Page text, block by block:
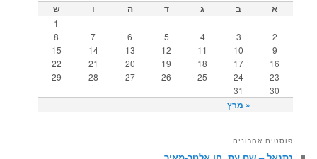
א ב ד ה ש
« מרץ
2
3
4
5
7
9
10
11
12
13
14
15
16
17
18
19
20
21
22
23
24
25
26
27
28
29
30
31
פוסטים אחרונים